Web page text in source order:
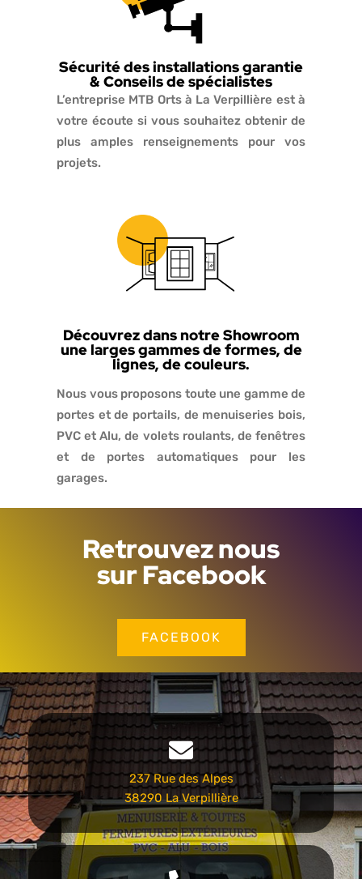
Sécurité des installations garantie
& Conseils de spécialistes
L’entreprise MTB Orts à La Verpillière est à
votre écoute si vous souhaitez obtenir de
plus amples renseignements pour vos
projets.
Découvrez dans notre Showroom
une larges gammes de formes, de
lignes, de couleurs.
Nous vous proposons toute une gamme de
portes et de portails, de menuiseries bois,
PVC et Alu, de volets roulants, de fenêtres
et de portes automatiques pour les
garages.
Retrouvez nous
sur Facebook
FACEBOOK
237 Rue des Alpes
38290 La Verpillière